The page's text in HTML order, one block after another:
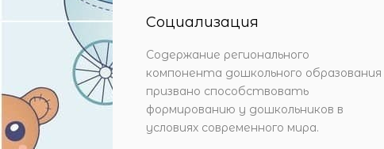
Социализация
Содержание регионального
компонента дошкольного образования
призвано способствовать
формированию у дошкольников в
условиях современного мира.